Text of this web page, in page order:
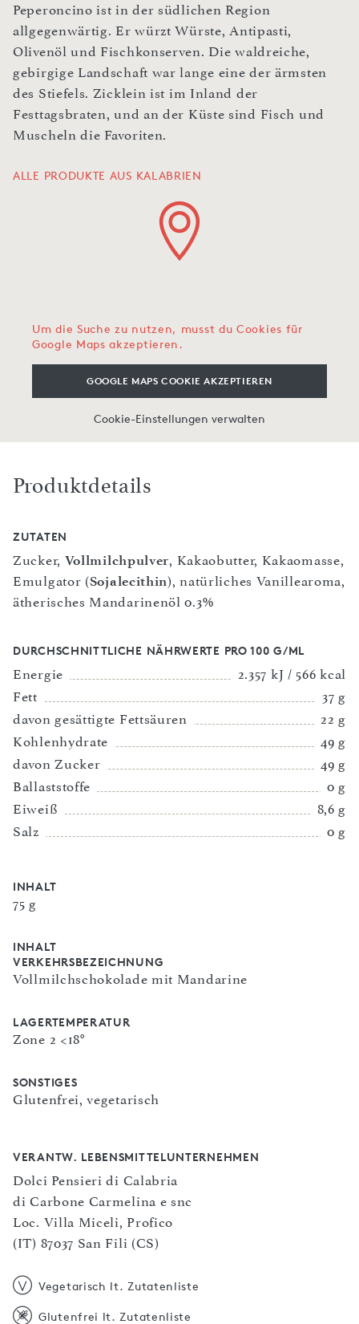
Peperoncino ist in der südlichen Region
allgegenwärtig. Er würzt Würste, Antipasti,
Olivenöl und Fischkonserven. Die waldreiche,
gebirgige Landschaft war lange eine der ärmsten
des Stiefels. Zicklein ist im Inland der
Festtagsbraten, und an der Küste sind Fisch und
Muscheln die Favoriten.
ALLE PRODUKTE AUS KALABRIEN
Um die Suche zu nutzen, musst du Cookies für
Google Maps akzeptieren.
GOOGLE MAPS COOKIE AKZEPTIEREN
Cookie-Einstellungen verwalten
Produktdetails
ZUTATEN
Zucker, Vollmilchpulver, Kakaobutter, Kakaomasse,
Emulgator (Sojalecithin), natürliches Vanillearoma,
ätherisches Mandarinenöl 0.3%
DURCHSCHNITTLICHE NÄHRWERTE PRO 100 G/ML
Energie
2.357 kJ / 566 kcal
Fett
37 g
davon gesättigte Fettsäuren
22 g
Kohlenhydrate
49 g
davon Zucker
49 g
Ballaststoffe
0 g
Eiweiß
8,6 g
Salz
0 g
INHALT
75 g
INHALT
VERKEHRSBEZEICHNUNG
Vollmilchschokolade mit Mandarine
LAGERTEMPERATUR
Zone 2 <18°
SONSTIGES
Glutenfrei, vegetarisch
VERANTW. LEBENSMITTELUNTERNEHMEN
Dolci Pensieri di Calabria
di Carbone Carmelina e snc
Loc. Villa Miceli, Profico
(IT) 87037 San Fili (CS)
Vegetarisch lt. Zutatenliste
Glutenfrei lt. Zutatenliste